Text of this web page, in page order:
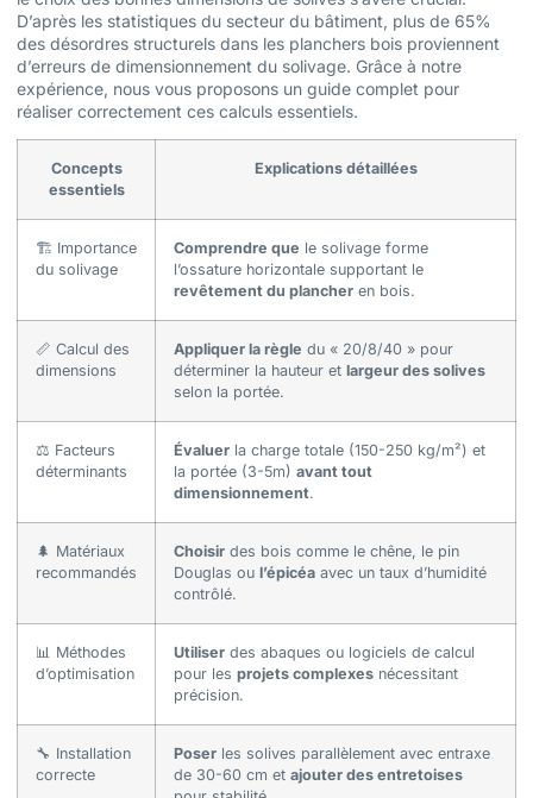
D’après les statistiques du secteur du bâtiment, plus de 65%
des désordres structurels dans les planchers bois proviennent
d’erreurs de dimensionnement du solivage. Grâce à notre
expérience, nous vous proposons un guide complet pour
réaliser correctement ces calculs essentiels.
Concepts
essentiels
Explications détaillées
🏗️ Importance
du solivage
Comprendre que le solivage forme
l’ossature horizontale supportant le
revêtement du plancher en bois.
📏 Calcul des
dimensions
Appliquer la règle du « 20/8/40 » pour
déterminer la hauteur et largeur des solives
selon la portée.
⚖️ Facteurs
déterminants
Évaluer la charge totale (150-250 kg/m²) et
la portée (3-5m) avant tout
dimensionnement.
🌲 Matériaux
recommandés
Choisir des bois comme le chêne, le pin
Douglas ou l’épicéa avec un taux d’humidité
contrôlé.
📊 Méthodes
d’optimisation
Utiliser des abaques ou logiciels de calcul
pour les projets complexes nécessitant
précision.
🔧 Installation
correcte
Poser les solives parallèlement avec entraxe
de 30-60 cm et ajouter des entretoises